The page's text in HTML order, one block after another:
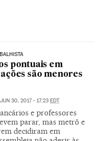
pontuais em
são menores
JUN 30, 2017 - 17:23 EDT
e professores
parar, mas metrô e
decidiram em